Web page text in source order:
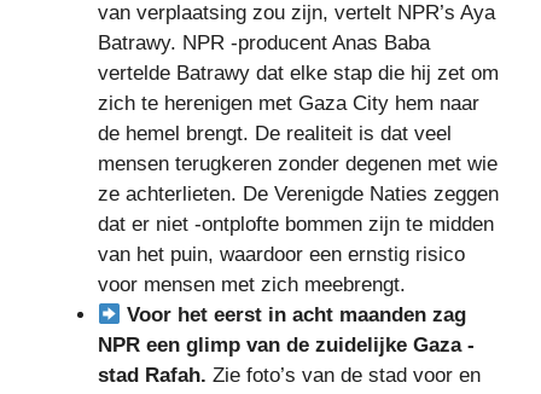
van verplaatsing zou zijn, vertelt NPR’s Aya
Batrawy. NPR -producent Anas Baba
vertelde Batrawy dat elke stap die hij zet om
zich te herenigen met Gaza City hem naar
de hemel brengt. De realiteit is dat veel
mensen terugkeren zonder degenen met wie
ze achterlieten. De Verenigde Naties zeggen
dat er niet -ontplofte bommen zijn te midden
van het puin, waardoor een ernstig risico
voor mensen met zich meebrengt.
Voor het eerst in acht maanden zag
NPR een glimp van de zuidelijke Gaza -
stad Rafah. Zie foto’s van de stad voor en